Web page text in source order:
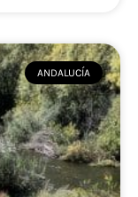
ANDALUCÍA